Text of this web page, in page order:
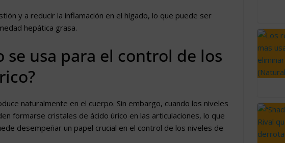
y a reducir la inflamación en el hígado, lo que puede ser
hepática grasa.
se usa para el control de los
naturalmente en el cuerpo. Sin embargo, cuando los niveles
formarse cristales de ácido úrico en las articulaciones, lo que
desempeñar un papel crucial en el control de los niveles de